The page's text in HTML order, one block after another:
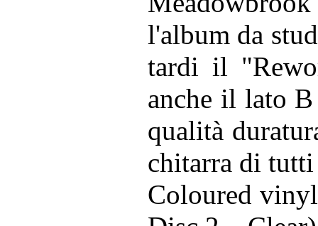
l'album da
tardi il
anche il lato
qualità
chitarra di
Coloured